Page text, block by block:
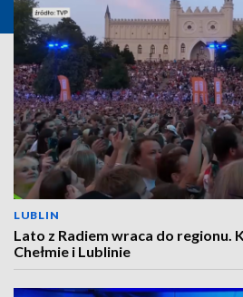
LUBLIN
Lato z Radiem wraca do regionu.
Chełmie i Lublinie